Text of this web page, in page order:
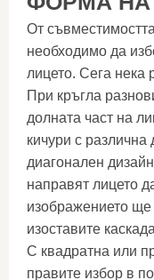
От
необходимо да
лицето. Сега нека
При кръгла
долната част на
кичури с
диагонален
направят лицето
изображението
изоставите
С квадратна или
правите избор в